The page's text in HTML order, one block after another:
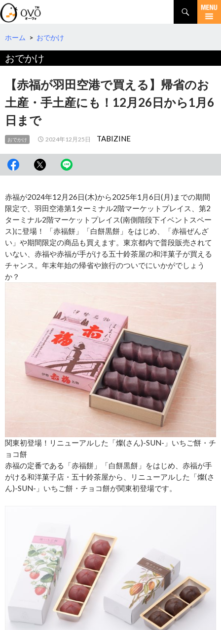
検
索
コ
テ
ツ
へ
ホーム > おでかけ
おでかけ
【赤福が羽田空港で買える】帰省のお
土産・手土産にも！12月26日から1月6
日まで
おでかけ 2024年12月25日 TABIZINE
赤福が2024年12月26日(木)から2025年1月6日(月)までの期間
限定で、羽田空港第1ターミナル2階マーケットプレイス、第2
ターミナル2階マーケットプレイス(南側階段下イベントスペー
ス)に登場！ 「赤福餅」「白餅黒餅」をはじめ、「赤福ぜんざ
い」や期間限定の商品も買えます。東京都内で普段販売されて
いない、赤福や赤福が手がける五十鈴茶屋の和洋菓子が買える
チャンス。年末年始の帰省や旅行のついでにいかがでしょう
か？
関東初登場！リニューアルした「燦(さん)-SUN-」いちご餅・チ
ョコ餅
赤福の定番である「赤福餅」「白餅黒餅」をはじめ、赤福が手
がける和洋菓子店・五十鈴茶屋から、リニューアルした「燦(さ
ん)-SUN-」いちご餅・チョコ餅が関東初登場です。